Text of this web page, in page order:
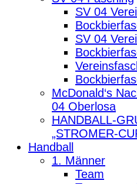
SV 04
SV 04
McDonald‘s
04 Oberlosa
HANDBALL-
„STROMER-
Handball
1. Männer
Team